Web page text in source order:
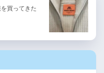
買ってきた